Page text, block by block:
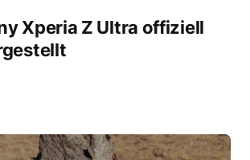
Xperia Z Ultra offiziell